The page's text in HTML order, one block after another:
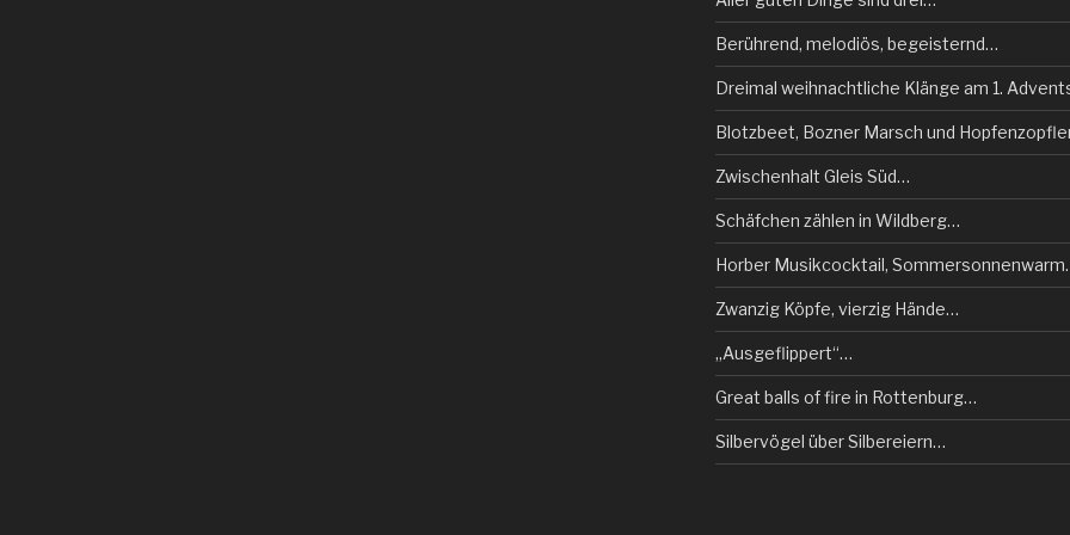
Berührend, melodiös, begeisternd…
Dreimal weihnachtliche Klänge am 1.
Blotzbeet, Bozner Marsch und
Zwischenhalt Gleis Süd…
Schäfchen zählen in Wildberg…
Horber Musikcocktail,
Zwanzig Köpfe, vierzig Hände…
„Ausgeflippert“…
Great balls of fire in Rottenburg…
Silbervögel über Silbereiern…